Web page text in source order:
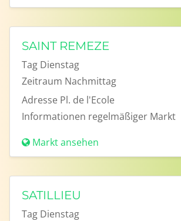
SAINT REMEZE
Tag Dienstag
Zeitraum Nachmittag
Adresse Pl. de l'Ecole
Informationen regelmäßiger Markt
Markt ansehen
SATILLIEU
Tag Dienstag